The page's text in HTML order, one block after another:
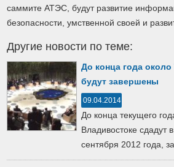
саммите АТЭС, будут развитие
безопасности, умственной своей и
Другие новости по теме:
До конца года
будут завершены
09.04.2014
До конца текущего
Владивостоке сдадут
сентября 2012 года,